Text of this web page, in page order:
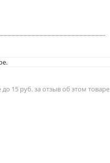
до 15 руб. за отзыв об этом товаре